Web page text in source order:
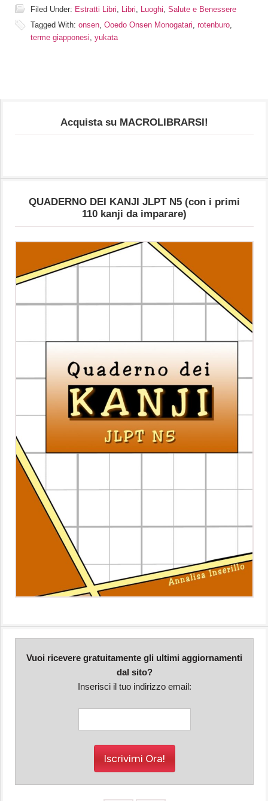
Filed Under: Estratti Libri Libri Luoghi Salute e Benessere
Tagged With: onsen Ooedo Onsen Monogatari rotenburo
terme giapponesi yukata
Acquista su MACROLIBRARSI!
QUADERNO DEI KANJI JLPT N5 (con i primi
110 kanji da imparare)
Vuoi ricevere gratuitamente gli ultimi aggiornamenti
dal sito?
Inserisci il tuo indirizzo email: